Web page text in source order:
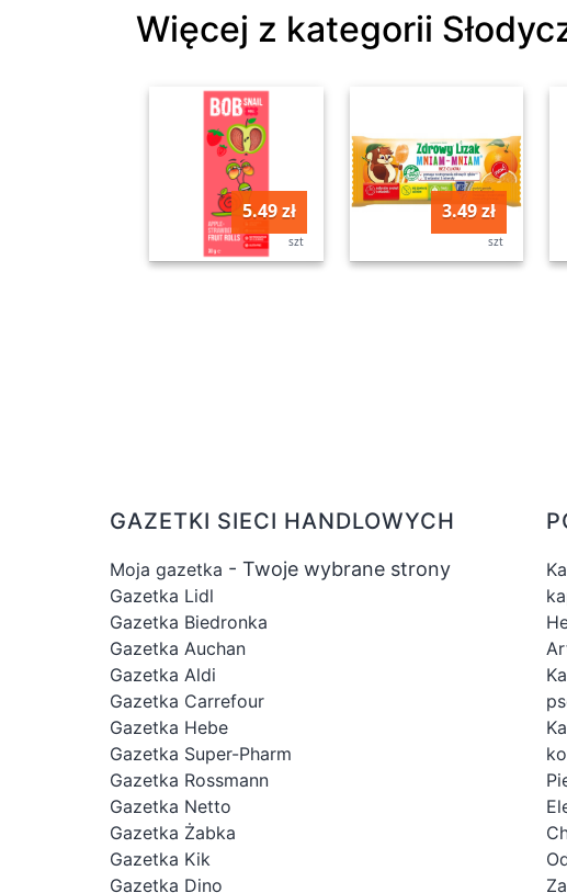
Więcej z kategorii
5.49 zł
szt
3.49 zł
szt
GAZETKI SIECI HANDLOWYCH
Moja gazetka - Twoje wybrane strony
Gazetka Lidl
Gazetka Biedronka
Gazetka Auchan
Gazetka Aldi
Gazetka Carrefour
Gazetka Hebe
Gazetka Super-Pharm
Gazetka Rossmann
Gazetka Netto
Gazetka Żabka
Gazetka Kik
Gazetka Dino